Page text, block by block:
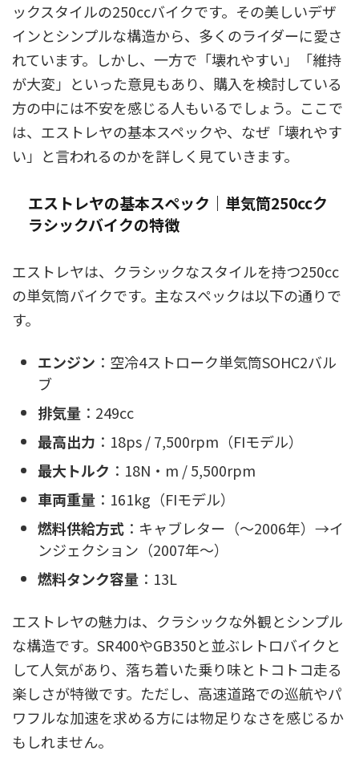
ックスタイルの250ccバイクです。その美しいデザ
インとシンプルな構造から、多くのライダーに愛さ
れています。しかし、一方で「壊れやすい」「維持
が大変」といった意見もあり、購入を検討している
方の中には不安を感じる人もいるでしょう。ここで
は、エストレヤの基本スペックや、なぜ「壊れやす
い」と言われるのかを詳しく見ていきます。
エストレヤの基本スペック｜単気筒250ccク
ラシックバイクの特徴
エストレヤは、クラシックなスタイルを持つ250cc
の単気筒バイクです。主なスペックは以下の通りで
す。
エンジン ：空冷4ストローク単気筒SOHC2バル
ブ
排気量 ：249cc
最高出力 ：18ps / 7,500rpm（FIモデル）
最大トルク ：18N・m / 5,500rpm
車両重量 ：161kg（FIモデル）
燃料供給方式 ：キャブレター（～2006年）→イ
ンジェクション（2007年～）
燃料タンク容量 ：13L
エストレヤの魅力は、クラシックな外観とシンプル
な構造です。SR400やGB350と並ぶレトロバイクと
して人気があり、落ち着いた乗り味とトコトコ走る
楽しさが特徴です。ただし、高速道路での巡航やパ
ワフルな加速を求める方には物足りなさを感じるか
もしれません。